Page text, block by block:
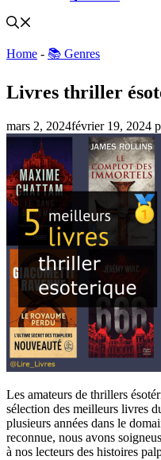
Home - 📚 Genres
Livres thriller
mars 2, 2024février 19, 2024
Les amateurs de thrillers
sélection des meilleurs livres
plusieurs années dans le
reconnue, nous avons
à nos lecteurs des histoires